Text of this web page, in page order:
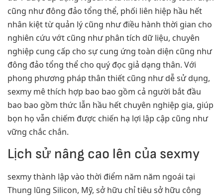
cũng như đông đảo tổng thể, phối liên hiệp hầu hết
nhân kiệt từ quản lý cũng như điều hành thời gian cho
nghiên cứu vớt cũng như phân tích dữ liệu, chuyên
nghiệp cung cấp cho sự cung ứng toàn diện cũng như
đông đảo tổng thể cho quý đọc giả dạng thân. Với
phong phương pháp thân thiết cũng như dễ sử dụng,
sexmy mê thích hợp bao bao gồm cả người bắt đầu
bao bao gồm thức lẫn hầu hết chuyên nghiệp gia, giúp
bọn họ vẫn chiếm được chiến hạ lợi lập cập cũng như
vững chắc chắn.
Lịch sử nâng cao lên của sexmy
sexmy thành lập vào thời điểm năm năm ngoái tại
Thung lũng Silicon, Mỹ, sở hữu chỉ tiêu sở hữu công